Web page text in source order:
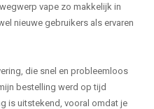
vape zo makkelijk in
nieuwe gebruikers als ervaren
die snel en probleemloos
bestelling werd op tijd
is uitstekend, vooral omdat je